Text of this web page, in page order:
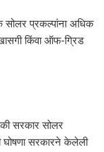
सोलर प्रकल्पांना अधिक
किंवा ऑफ-ग्रिड
सरकार सोलर
घोषणा सरकारने केलेली